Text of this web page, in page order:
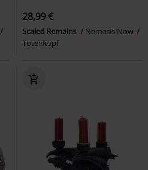
28,99 €
Scaled Remains
Nemesis Now
Totenkopf